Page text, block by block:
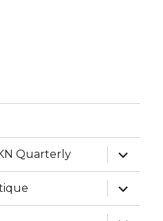
Quarterly
expand
child
menu
expand
child
menu